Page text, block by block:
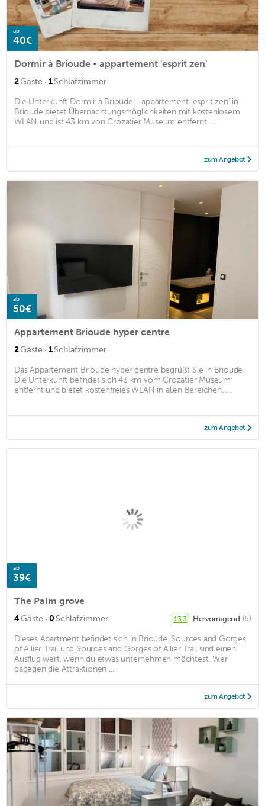
ab
40€
Dormir à Brioude - appartement 'esprit zen'
2Gäste · 1Schlafzimmer
Die Unterkunft Dormir à Brioude - appartement 'esprit zen' in
Brioude bietet Übernachtungsmöglichkeiten mit kostenlosem
WLAN und ist 43 km von Crozatier Museum entfernt. ...
zum Angebot
ab
50€
Appartement Brioude hyper centre
2Gäste · 1Schlafzimmer
Das Appartement Brioude hyper centre begrüßt Sie in Brioude.
Die Unterkunft befindet sich 43 km vom Crozatier Museum
entfernt und bietet kostenfreies WLAN in allen Bereichen. ...
zum Angebot
ab
39€
The Palm grove
4Gäste · 0 Schlafzimmer 13,3 Hervorragend (6)
Dieses Apartment befindet sich in Brioude. Sources and Gorges
of Allier Trail und Sources and Gorges of Allier Trail sind einen
Ausflug wert, wenn du etwas unternehmen möchtest. Wer
dagegen die Attraktionen ...
zum Angebot